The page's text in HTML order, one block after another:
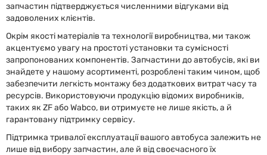
запчастин підтверджується численними відгуками від
задоволених клієнтів.
Окрім якості матеріалів та технології виробництва, ми також
акцентуємо увагу на простоті установки та сумісності
запропонованих компонентів. Запчастини до автобусів, які ви
знайдете у нашому асортименті, розроблені таким чином, щоб
забезпечити легкість монтажу без додаткових витрат часу та
ресурсів. Використовуючи продукцію відомих виробників,
таких як ZF або Wabco, ви отримуєте не лише якість, а й
гарантовану підтримку сервісу.
Підтримка тривалої експлуатації вашого автобуса залежить не
лише від вибору запчастин, але й від своєчасного їх